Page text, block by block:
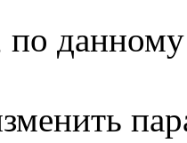
данному